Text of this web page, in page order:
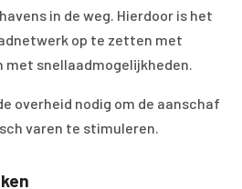
in de weg. Hierdoor is het
op te zetten met
met snellaadmogelijkheden.
overheid nodig om de aanschaf
varen te stimuleren.